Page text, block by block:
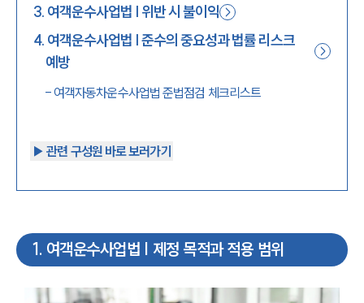
3. 여객운수사업법 | 위반 시 불이익
4. 여객운수사업법 | 준수의 중요성과 법률 리스크
예방
- 여객자동차운수사업법 준법점검 체크리스트
▶︎ 관련 구성원 바로 보러가기
1 . 여객운수사업법 | 제정 목적과 적용 범위